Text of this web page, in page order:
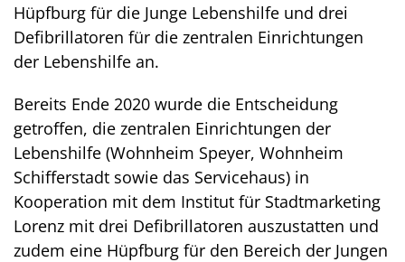
Hüpfburg für die Junge Lebenshilfe und drei
Defibrillatoren für die zentralen Einrichtungen
der Lebenshilfe an.
Bereits Ende 2020 wurde die Entscheidung
getroffen, die zentralen Einrichtungen der
Lebenshilfe (Wohnheim Speyer, Wohnheim
Schifferstadt sowie das Servicehaus) in
Kooperation mit dem Institut für Stadtmarketing
Lorenz mit drei Defibrillatoren auszustatten und
zudem eine Hüpfburg für den Bereich der Jungen